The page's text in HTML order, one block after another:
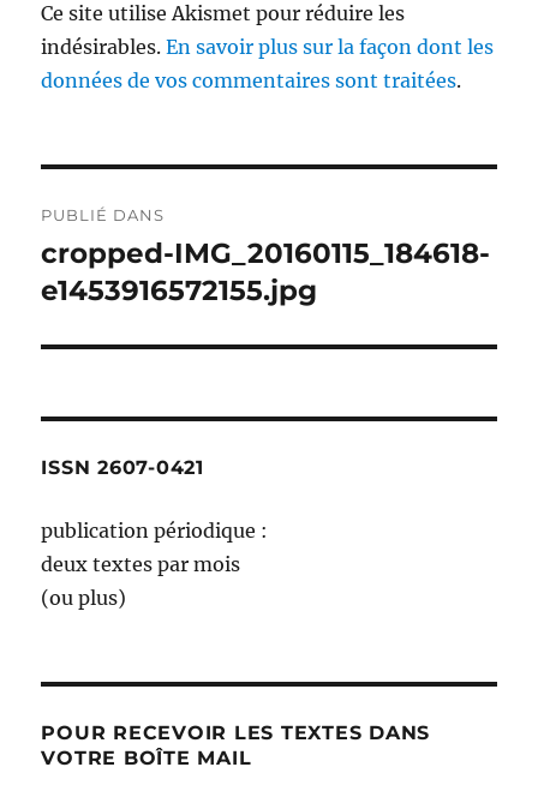
Ce site utilise Akismet pour réduire les
indésirables.En savoir plus sur la façon dont les
données de vos commentaires sont traitées.
de
l’article
PUBLIÉ DANS
cropped-IMG_20160115_184618-
e1453916572155.jpg
ISSN 2607-0421
publication périodique :
deux textes par mois
(ou plus)
POUR RECEVOIR LES TEXTES DANS
VOTRE BOÎTE MAIL